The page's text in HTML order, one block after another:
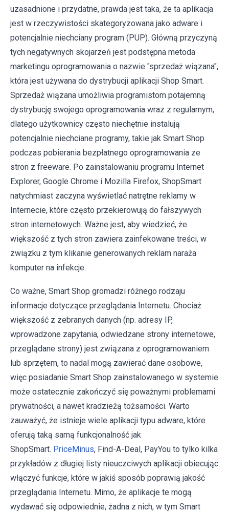
uzasadnione i przydatne, prawda jest taka, że ta aplikacja
jest w rzeczywistości skategoryzowana jako adware i
potencjalnie niechciany program (PUP). Główną przyczyną
tych negatywnych skojarzeń jest podstępna metoda
marketingu oprogramowania o nazwie "sprzedaż wiązana",
która jest używana do dystrybucji aplikacji Shop Smart.
Sprzedaż wiązana umożliwia programistom potajemną
dystrybucję swojego oprogramowania wraz z regularnym,
dlatego użytkownicy często niechętnie instalują
potencjalnie niechciane programy, takie jak Smart Shop
podczas pobierania bezpłatnego oprogramowania ze
stron z freeware. Po zainstalowaniu programu Internet
Explorer, Google Chrome i Mozilla Firefox, ShopSmart
natychmiast zaczyna wyświetlać natrętne reklamy w
Internecie, które często przekierowują do fałszywych
stron internetowych. Ważne jest, aby wiedzieć, że
większość z tych stron zawiera zainfekowane treści, w
związku z tym klikanie generowanych reklam naraża
komputer na infekcje.
Co ważne, Smart Shop gromadzi różnego rodzaju
informacje dotyczące przeglądania Internetu. Chociaż
większość z zebranych danych (np. adresy IP,
wprowadzone zapytania, odwiedzane strony internetowe,
przeglądane strony) jest związana z oprogramowaniem
lub sprzętem, to nadal mogą zawierać dane osobowe,
więc posiadanie Smart Shop zainstalowanego w systemie
może ostatecznie zakończyć się poważnymi problemami
prywatności, a nawet kradzieżą tożsamości. Warto
zauważyć, że istnieje wiele aplikacji typu adware, które
oferują taką samą funkcjonalność jak
ShopSmart. PriceMinus, Find-A-Deal, PayYou to tylko kilka
przykładów z długiej listy nieuczciwych aplikacji obiecując
włączyć funkcje, które w jakiś sposób poprawią jakość
przeglądania Internetu. Mimo, że aplikacje te mogą
wydawać się odpowiednie, żadna z nich, w tym Smart